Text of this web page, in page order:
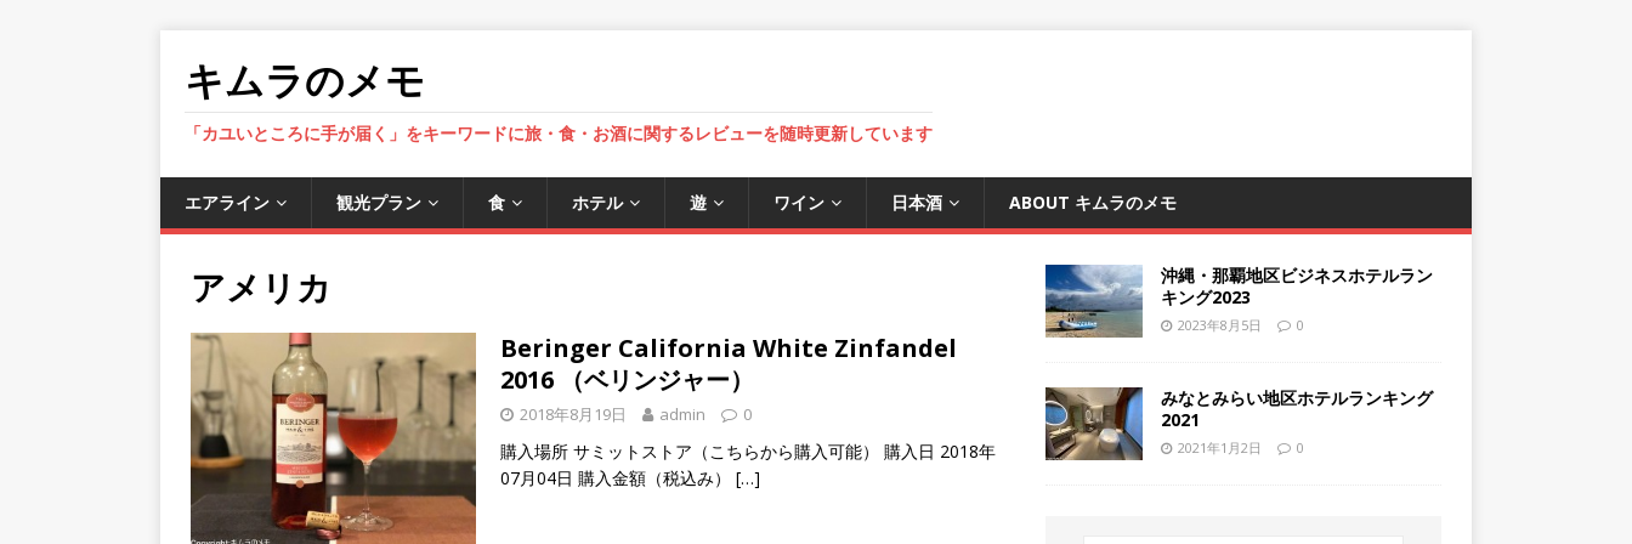
キムラのメモ
「カユいところに手が届く」をキーワードに旅・食・お酒に関するレビューを随時更新しています
エアライン 観光プラン 食 ホテル 遊 ワイン 日本酒 ABOUT キムラのメモ
アメリカ
Beringer California White Zinfandel
2016 （ベリンジャー）
2018年8月19日 admin 0
購入場所 サミットストア（こちらから購入可能） 購入日 2018年
07月04日 購入金額（税込み） […]
沖縄・那覇地区ビジネスホテルラン
キング2023
2023年8月5日 0
みなとみらい地区ホテルランキング
2021
2021年1月2日 0